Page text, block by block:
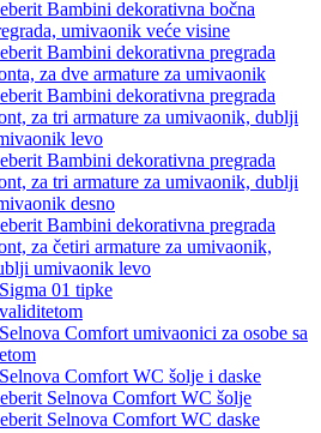
Bambini dekorativna bočna
umivaonik veće visine
Bambini dekorativna pregrada
za dve armature za umivaonik
Bambini dekorativna pregrada
za tri armature za umivaonik, dublji
levo
Bambini dekorativna pregrada
za tri armature za umivaonik, dublji
desno
Bambini dekorativna pregrada
za četiri armature za umivaonik,
umivaonik levo
01 tipke
Comfort umivaonici za osobe sa
Comfort WC šolje i daske
Selnova Comfort WC šolje
Selnova Comfort WC daske